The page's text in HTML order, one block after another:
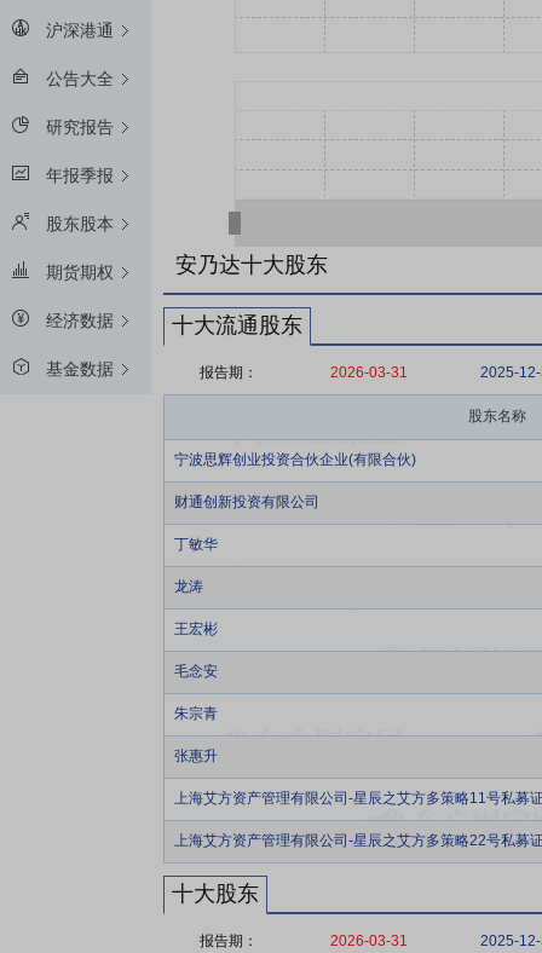
沪深港通
公告大全
研究报告
年报季报
股东股本
期货期权
经济数据
基金数据
安乃达十大股东
十大流通股东
报告期： 2026-03-31 2025-
股东名称
宁波思辉创业投资合伙企业(有限合伙)
财通创新投资有限公司
丁敏华
龙涛
王宏彬
毛念安
朱宗青
张惠升
上海艾方资产管理有限公司-星辰之艾方多策略11号私募
上海艾方资产管理有限公司-星辰之艾方多策略22号私募
十大股东
报告期： 2026-03-31 2025-